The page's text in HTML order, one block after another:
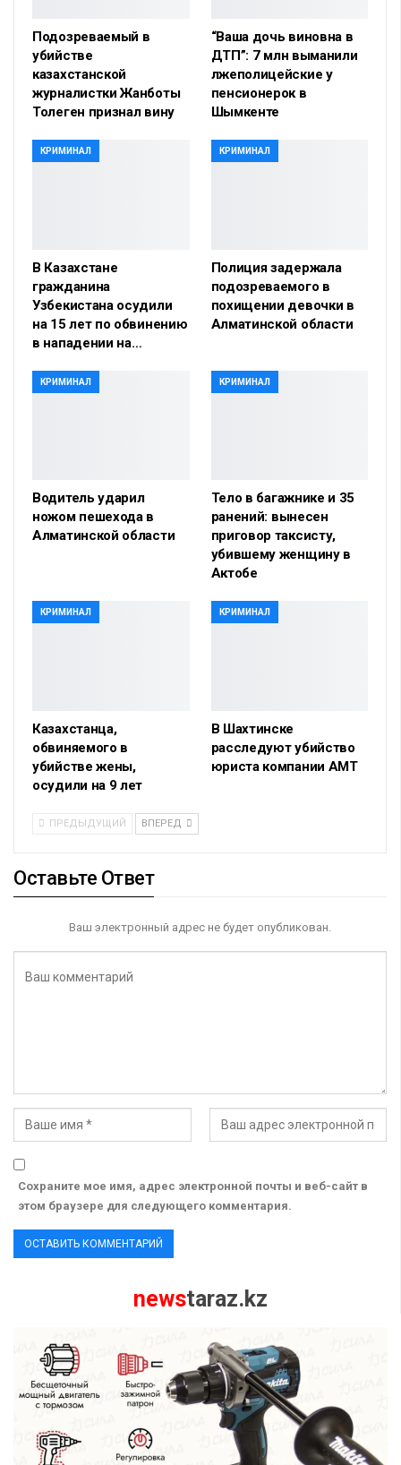
Подозреваемый в
убийстве
казахстанской
журналистки Жанботы
Толеген признал вину
“Ваша дочь виновна в
ДТП”: 7 млн выманили
лжеполицейские у
пенсионерок в
Шымкенте
КРИМИНАЛ
В Казахстане
гражданина
Узбекистана осудили
на 15 лет по обвинению
в нападении на…
КРИМИНАЛ
Полиция задержала
подозреваемого в
похищении девочки в
Алматинской области
КРИМИНАЛ
Водитель ударил
ножом пешехода в
Алматинской области
КРИМИНАЛ
Тело в багажнике и 35
ранений: вынесен
приговор таксисту,
убившему женщину в
Актобе
КРИМИНАЛ
Казахстанца,
обвиняемого в
убийстве жены,
осудили на 9 лет
КРИМИНАЛ
В Шахтинске
расследуют убийство
юриста компании АМТ
ПРЕДЫДУЩИЙ ВПЕРЕД
Оставьте Ответ
Ваш электронный адрес не будет опубликован.
Сохраните мое имя, адрес электронной почты и веб-сайт в
этом браузере для следующего комментария.
newstaraz.kz